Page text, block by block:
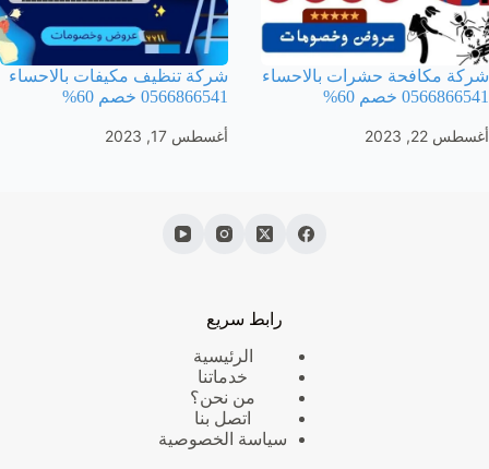
شركة مكافحة حشرات بالاحساء
0566866541 خصم 60%
أغسطس 22, 2023
شركة تنظيف مكيفات بالاحساء
0566866541 خصم 60%
أغسطس 17, 2023
رابط سريع
الرئيسية
خدماتنا
من نحن؟
اتصل بنا
سياسة الخصوصية